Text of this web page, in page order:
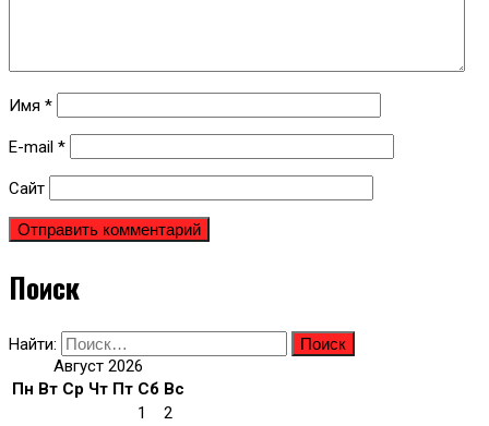
Имя *
E-mail *
Сайт
Поиск
Найти:
Август 2026
Пн Вт Ср Чт Пт Сб Вс
1
2